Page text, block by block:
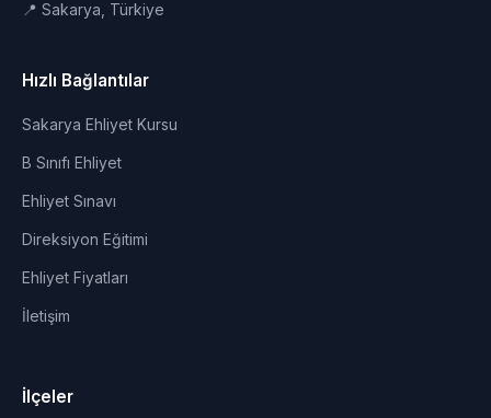
📍 Sakarya, Türkiye
Hızlı Bağlantılar
Sakarya Ehliyet Kursu
B Sınıfı Ehliyet
Ehliyet Sınavı
Direksiyon Eğitimi
Ehliyet Fiyatları
İletişim
İlçeler